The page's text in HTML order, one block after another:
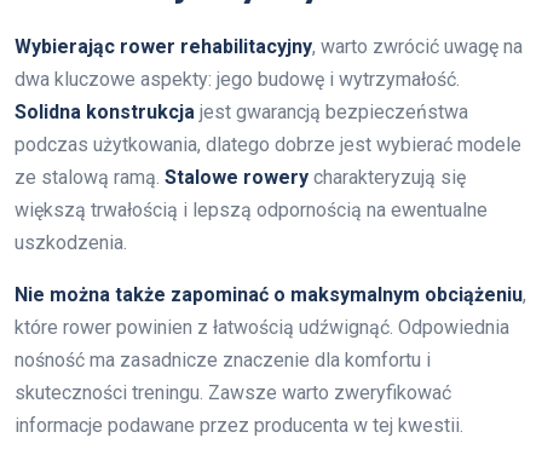
Wybierając rower rehabilitacyjny, warto zwrócić uwagę na
dwa kluczowe aspekty: jego budowę i wytrzymałość.
Solidna konstrukcja jest gwarancją bezpieczeństwa
podczas użytkowania, dlatego dobrze jest wybierać modele
ze stalową ramą. Stalowe rowery charakteryzują się
większą trwałością i lepszą odpornością na ewentualne
uszkodzenia.
Nie można także zapominać o maksymalnym obciążeniu,
które rower powinien z łatwością udźwignąć. Odpowiednia
nośność ma zasadnicze znaczenie dla komfortu i
skuteczności treningu. Zawsze warto zweryfikować
informacje podawane przez producenta w tej kwestii.